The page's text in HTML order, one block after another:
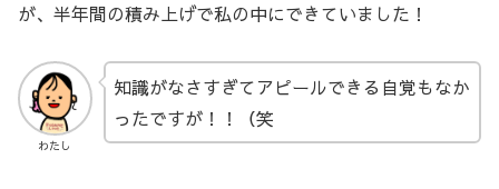
が、半年間の積み上げで私の中にできていました！
わたし
知識がなさすぎてアピールできる自覚もなか
ったですが！！（笑